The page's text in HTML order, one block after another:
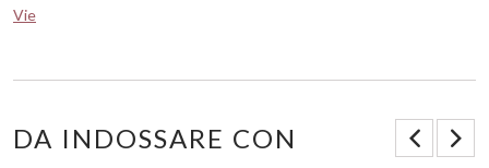
Vie
DA INDOSSARE CON